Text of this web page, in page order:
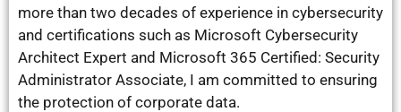
more than two decades of experience in cybersecurity
and certifications such as Microsoft Cybersecurity
Architect Expert and Microsoft 365 Certified: Security
Administrator Associate, I am committed to ensuring
the protection of corporate data.